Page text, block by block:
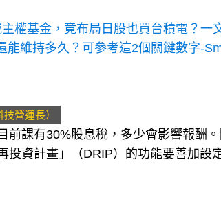
權基金，竟布局日股也買台積電？一
能維持多久？可參考這2個關鍵數字-
營運長）
前課有30%股息稅，多少會影響報酬
投資計畫」（DRIP）的功能要善加設